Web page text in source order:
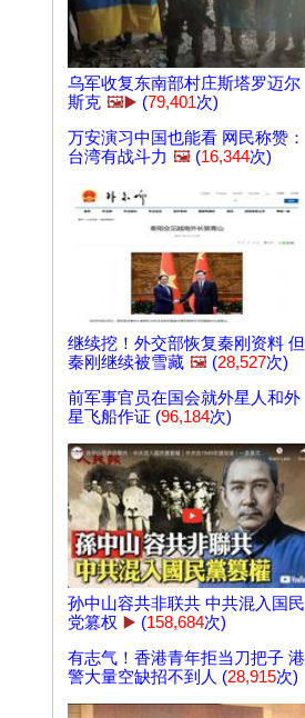
乌军收复东南部村庄斯塔罗迈尔
斯克 🖼️▶️ (79,401次)
万安演习中国也能看 网民称赞：
台湾有战斗力 🖼️ (16,344次)
继续挖！外交部恢复秦刚资料 但
秦刚继续被雪藏 🖼️ (28,527次)
前军事官员在国会就外星人和外
星飞船作证 (96,184次)
孙中山容共非联共 中共混入国民
党篡权 ▶️ (158,684次)
有志气！香港青年拒当刀把子 港
警大量空缺招不到人 (28,915次)